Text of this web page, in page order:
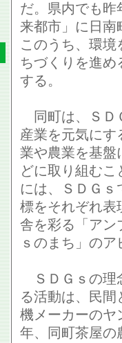
だ。県内でも昨
来都市」に日南
このうち、環
ちづくりを進
する。
同町は、ＳＤ
産業を元気に
業や農業を基盤
どに取り組む
には、ＳＤＧ
標をそれぞれ表
舎を彩る「アン
ｓのまち」の
ＳＤＧｓの理
る活動は、民
機メーカーのヤ
年、同町茶屋の